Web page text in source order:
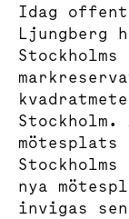
Idag
Ljungberg
nya
invigas